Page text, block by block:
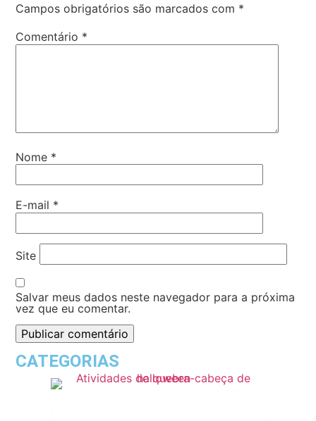
Campos obrigatórios são marcados com *
Comentário *
Nome *
E-mail *
Site
Salvar meus dados neste navegador para a próxima
vez que eu comentar.
CATEGORIAS